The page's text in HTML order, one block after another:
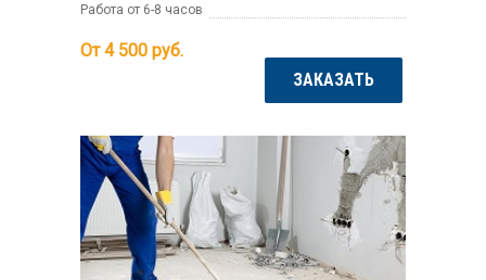
Работа от 6-8 часов
От 4 500 руб.
ЗАКАЗАТЬ